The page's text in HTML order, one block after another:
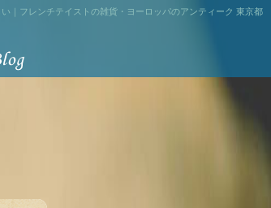
｜フレンチテイストの雑貨・ヨーロッパのアンティーク 東京都